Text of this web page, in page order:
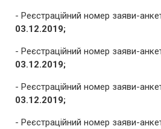
- Реєстраційний номер заяви-
03.12.2019;
- Реєстраційний номер заяви-
03.12.2019;
- Реєстраційний номер заяви-
03.12.2019;
- Реєстраційний номер заяви-